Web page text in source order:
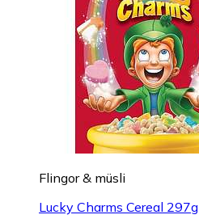
Flingor & müsli
Lucky Charms Cereal 297g